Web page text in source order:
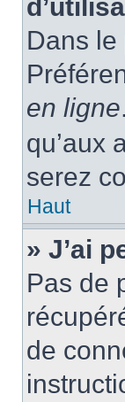
Dans le
en ligne
qu’aux
serez
Haut
» J’ai
Pas de
de